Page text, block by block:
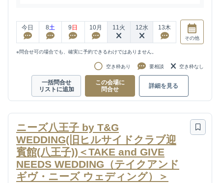
今日 8土 9 日 10月 11火 12水 13木
その他
※問合せ可の場合でも、確実に予約できるわけではありません。
空き枠あり 要相談 空き枠なし
一括問合せ
リストに追加
この会場に
問合せ
詳細を見る
ニーズ八王子 by T&G
WEDDING(旧ヒルサイドクラブ迎
賓館(八王子))＜TAKE and GIVE
NEEDS WEDDING（テイクアンド
ギヴ・ニーズ ウェディング）＞